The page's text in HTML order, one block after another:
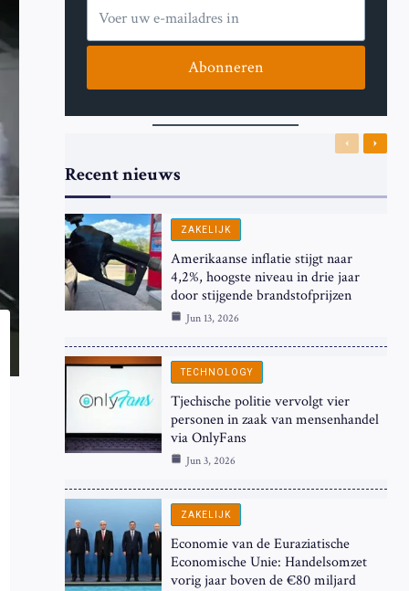
Abonneren
Recent nieuws
Previous
Next
ZAKELIJK
Amerikaanse inflatie stijgt naar
4,2%, hoogste niveau in drie jaar
door stijgende brandstofprijzen
Jun 13, 2026
TECHNOLOGY
Tjechische politie vervolgt vier
personen in zaak van mensenhandel
via OnlyFans
Jun 3, 2026
ZAKELIJK
Economie van de Euraziatische
Economische Unie: Handelsomzet
vorig jaar boven de €80 miljard